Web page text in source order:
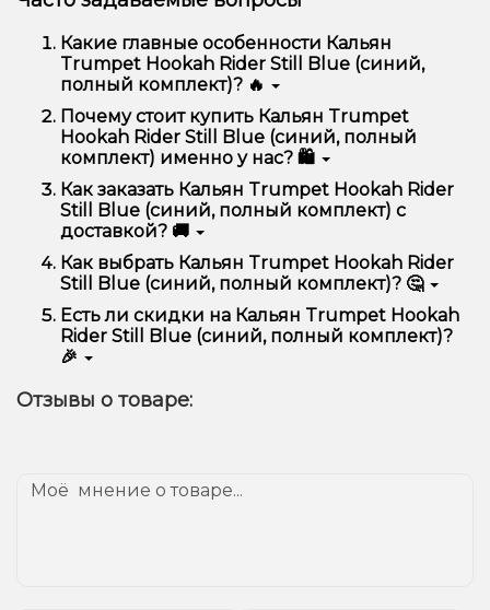
Какие главные особенности Кальян
Trumpet Hookah Rider Still Blue (синий,
полный комплект)? 🔥
Кальян Trumpet Hookah Rider Still Blue (синий,
полный комплект) отличается высоким качеством,
удобством использования и надежностью.
Почему стоит купить Кальян Trumpet
Hookah Rider Still Blue (синий, полный
комплект) именно у нас? 🛍️
Мы предлагаем только оригинальную продукцию,
широкий ассортимент, выгодные цены и быструю
доставку. Кроме того, у нас регулярные акции и
скидки для клиентов!
Как заказать Кальян Trumpet Hookah Rider
Still Blue (синий, полный комплект) с
доставкой? 🚚
Оформить заказ можно в несколько кликов:
Добавьте Кальян Trumpet Hookah Rider Still
Blue (синий, полный комплект) в корзину.
Перейдите к оформлению заказа.
Подтвердите заказ – мы быстро отправим его
вам!
Как выбрать Кальян Trumpet Hookah Rider
Still Blue (синий, полный комплект)? 🤔
Выбор зависит от ваших предпочтений – например,
если это кальян, учитывайте размер, материал и тип
чаши, если вейп – мощность и вкус. Наши
менеджеры помогут подобрать идеальный вариант.
Есть ли скидки на Кальян Trumpet Hookah
Rider Still Blue (синий, полный комплект)?
🎉
специальные предложения. Следите за
Отзывы о товаре: